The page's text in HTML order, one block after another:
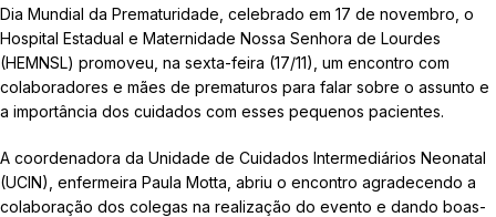
Dia Mundial da Prematuridade, celebrado em 17 de novembro, o
Hospital Estadual e Maternidade Nossa Senhora de Lourdes
(HEMNSL) promoveu, na sexta-feira (17/11), um encontro com
colaboradores e mães de prematuros para falar sobre o assunto e
a importância dos cuidados com esses pequenos pacientes.
A coordenadora da Unidade de Cuidados Intermediários Neonatal
(UCIN), enfermeira Paula Motta, abriu o encontro agradecendo a
colaboração dos colegas na realização do evento e dando boas-